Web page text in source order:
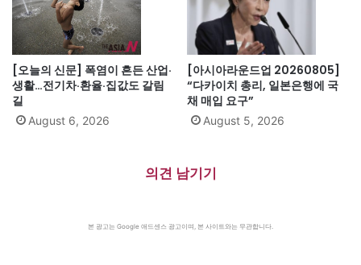
[오늘의 신문] 폭염이 흔든 산업·
생활…전기차·환율·집값도 갈림
길
August 6, 2026
[아시아라운드업 20260805]
“다카이치 총리, 일본은행에 국
채 매입 요구”
August 5, 2026
의견 남기기
본 광고는 Google 애드센스 광고이며, 본 사이트와는 무관합니다.